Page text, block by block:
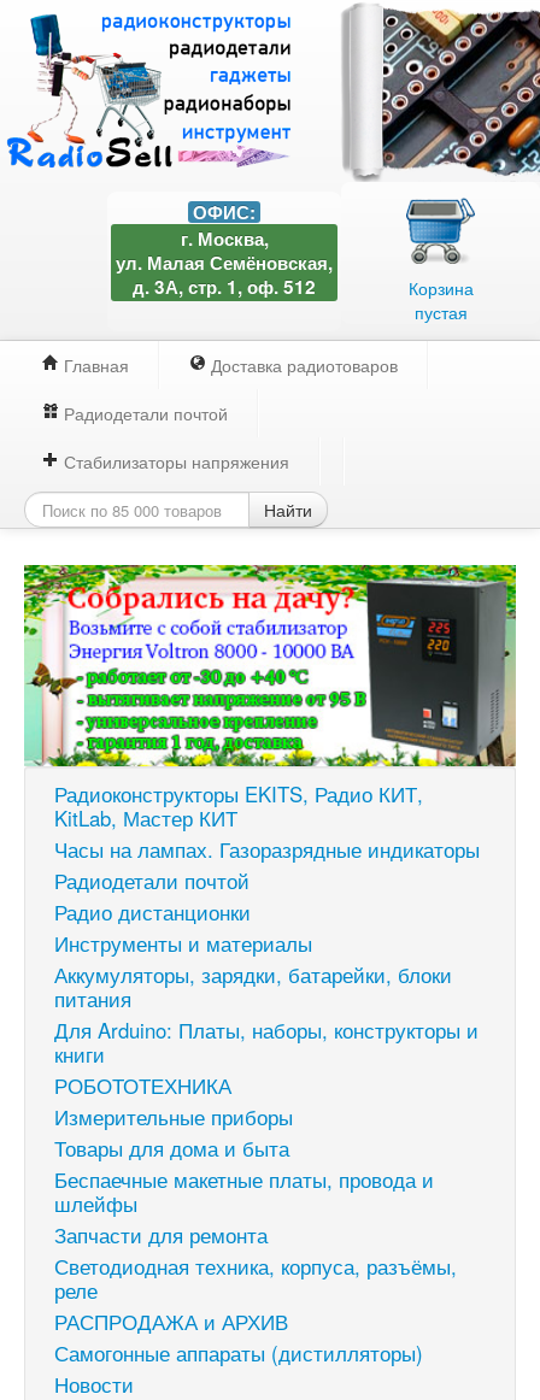
Корзина
пустая
ОФИС:
г. Москва,
ул. Малая Семёновская,
д. 3А, стр. 1, оф. 512
Главная
Доставка радиотоваров
Радиодетали почтой
Стабилизаторы напряжения
Найти
Радиоконструкторы EKITS, Радио КИТ,
KitLab, Мастер КИТ
Часы на лампах. Газоразрядные индикаторы
Радиодетали почтой
Радио дистанционки
Инструменты и материалы
Аккумуляторы, зарядки, батарейки, блоки
питания
Для Arduino: Платы, наборы, конструкторы и
книги
РОБОТОТЕХНИКА
Измерительные приборы
Товары для дома и быта
Беспаечные макетные платы, провода и
шлейфы
Запчасти для ремонта
Светодиодная техника, корпуса, разъёмы,
реле
РАСПРОДАЖА и АРХИВ
Самогонные аппараты (дистилляторы)
Новости